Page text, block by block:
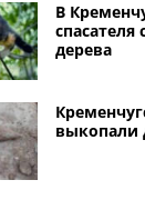
В
спасателя
дерева
выкопали